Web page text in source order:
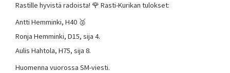
Rastille hyvistä radoista! 🌹 Rasti-Kurikan tulokset:
Antti Hemminki, H40 🥈
Ronja Hemminki, D15, sija 4.
Aulis Hahtola, H75, sija 8.
Huomenna vuorossa SM-viesti.